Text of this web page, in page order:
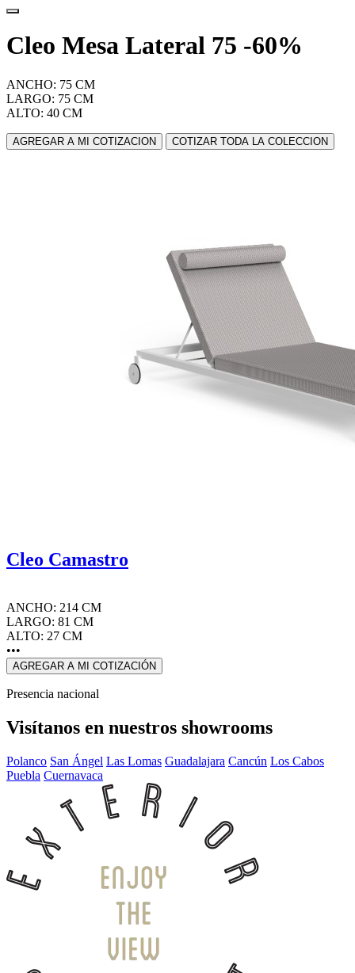
Cleo Mesa Lateral 75 -60%
ANCHO: 75 CM
LARGO: 75 CM
ALTO: 40 CM
AGREGAR A MI COTIZACION COTIZAR TODA LA COLECCION
Cleo Camastro
ANCHO: 214 CM
LARGO: 81 CM
ALTO: 27 CM
•••
AGREGAR A MI COTIZACIÓN
Presencia nacional
Visítanos en nuestros showrooms
Polanco San Ángel Las Lomas Guadalajara Cancún Los Cabos
Puebla Cuernavaca